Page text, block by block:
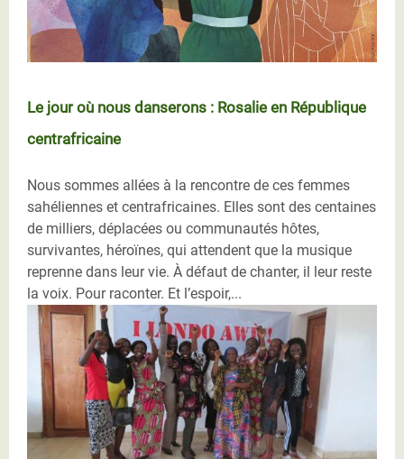
Le jour où nous danserons : Rosalie en République
centrafricaine
Nous sommes allées à la rencontre de ces femmes
sahéliennes et centrafricaines. Elles sont des centaines
de milliers, déplacées ou communautés hôtes,
survivantes, héroïnes, qui attendent que la musique
reprenne dans leur vie. À défaut de chanter, il leur reste
la voix. Pour raconter. Et l’espoir,...